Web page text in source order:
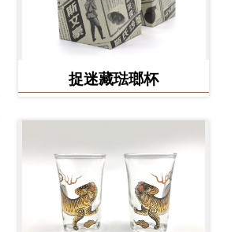
捉迷藏琺瑯杯